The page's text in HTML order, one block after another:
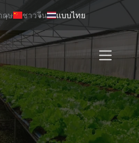
ฤษ ชาวจีน แบบไทย